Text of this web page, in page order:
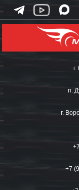
п.
г.
+7